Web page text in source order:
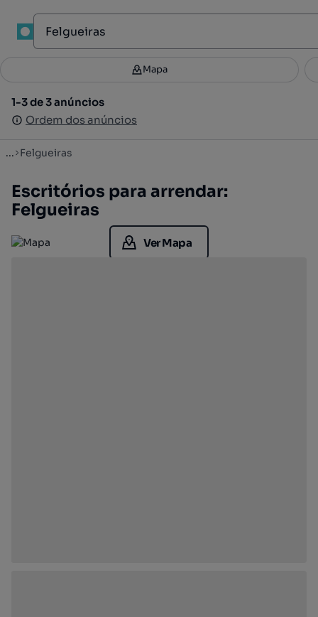
Filtros 4
1-3 de 3 anúncios
Ordem dos anúncios
Mapa
1-3 de 3 anúncios
Ordem dos anúncios
... Felgueiras
Escritórios para arrendar:
Felgueiras
Ver Mapa